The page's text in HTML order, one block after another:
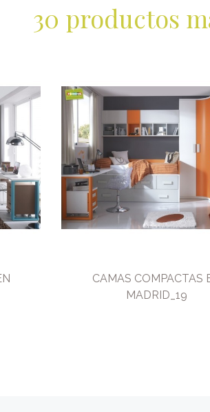
30 productos
CAMAS COMPACTAS
MADRID_19